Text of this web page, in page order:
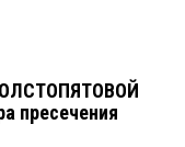
пресечения